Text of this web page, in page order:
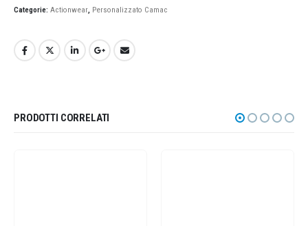
Categorie: Actionwear Personalizzato Camac
PRODOTTI CORRELATI